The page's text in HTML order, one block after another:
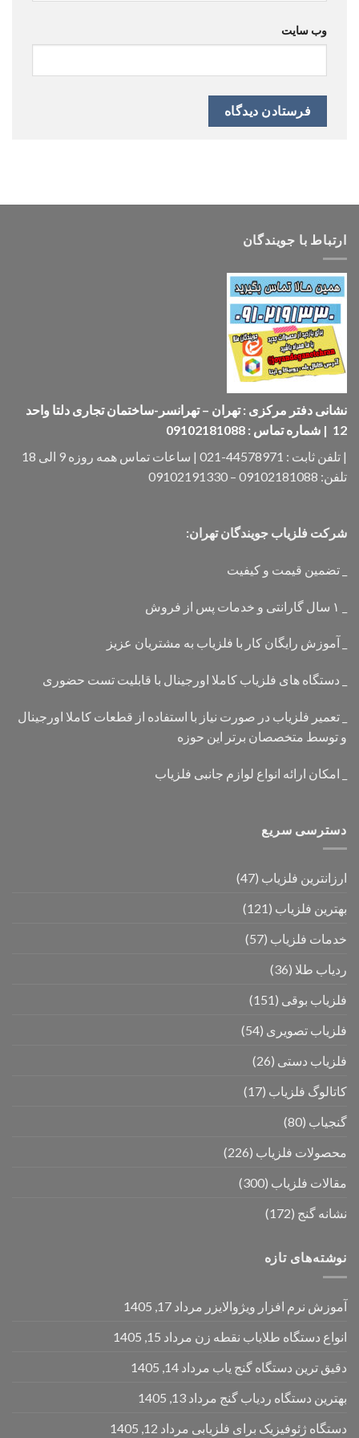
وب‌ سایت
ارتباط با جویندگان
نشانی دفتر مرکزی : تهران – تهرانسر-ساختمان تجاری دلتا واحد
12 | شماره تماس : 09102181088
| تلفن ثابت : 44578971-021 | ساعات تماس همه روزه 9 الی 18
تلفن: 09102181088 – 09102191330
شرکت فلزیاب جویندگان تهران:
_ تضمین قیمت و کیفیت
_ آموزش رایگان کار با فلزیاب به مشتریان عزیز
_ دستگاه های فلزیاب کاملا اورجینال با قابلیت تست حضوری
_ تعمیر فلزیاب در صورت نیاز با استفاده از قطعات کاملا اورجینال
و توسط متخصصان برتر این حوزه
_ امکان ارائه انواع لوازم جانبی فلزیاب
دسترسی سریع
ارزانترین فلزیاب (47)
بهترین فلزیاب (121)
خدمات فلزیاب (57)
ردیاب طلا (36)
فلزیاب بوقی (151)
فلزیاب تصویری (54)
فلزیاب دستی (26)
کاتالوگ فلزیاب (17)
گنجیاب (80)
محصولات فلزیاب (226)
مقالات فلزیاب (300)
نشانه گنج (172)
نوشته‌های تازه
آموزش نرم‌ افزار ویژوالایزر مرداد 17, 1405
انواع دستگاه طلایاب نقطه زن مرداد 15, 1405
دقیق ترین دستگاه گنج یاب مرداد 14, 1405
بهترین دستگاه ردیاب گنج مرداد 13, 1405
دستگاه ژئوفیزیک برای فلزیابی مرداد 12, 1405